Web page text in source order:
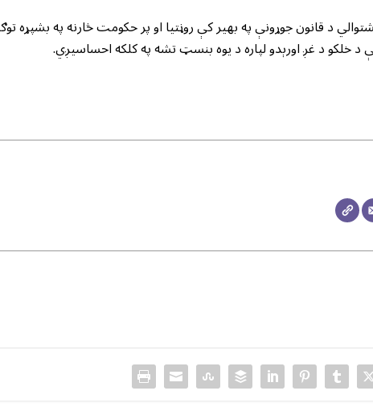
د قانون جوړونې په بهیر کې روڼتیا او پر حکومت څارنه په بشپړه
د خلکو د غږ اورېدو لپاره د یوه بنسټ تشه په کلکه احساسیږي.